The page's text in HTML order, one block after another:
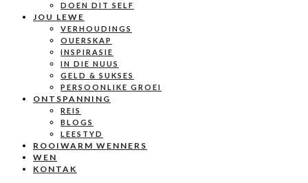
DOEN DIT SELF
JOU LEWE
VERHOUDINGS
OUERSKAP
INSPIRASIE
IN DIE NUUS
GELD & SUKSES
PERSOONLIKE GROEI
ONTSPANNING
REIS
BLOGS
LEESTYD
ROOIWARM WENNERS
WEN
KONTAK